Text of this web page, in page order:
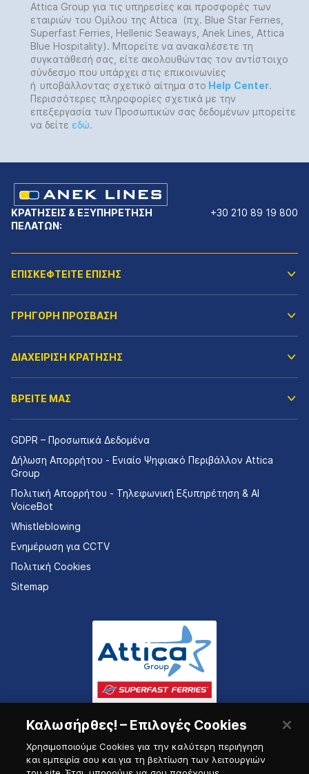
Attica Group για τις υπηρεσίες και προσφορές των
εταιριών του Ομίλου της Attica (πχ. Blue Star Ferries,
Superfast Ferries, Hellenic Seaways, Anek Lines, Attica
Blue Hospitality). Μπορείτε να ανακαλέσετε τη
συγκατάθεσή σας, είτε ακολουθώντας τον αντίστοιχο
σύνδεσμο που υπάρχει στις επικοινωνίες
ή υποβάλλοντας σχετικό αίτημα στο Help Center.
Περισσότερες πληροφορίες σχετικά με την
επεξεργασία των Προσωπικών σας δεδομένων μπορείτε
να δείτε εδώ.
ΚΡΑΤΗΣΕΙΣ & ΕΞΥΠΗΡΕΤΗΣΗ
ΠΕΛΑΤΩΝ:
+30 210 89 19 800
ΕΠΙΣΚΕΦΤΕΙΤΕ ΕΠΙΣΗΣ
ΓΡΗΓΟΡΗ ΠΡΟΣΒΑΣΗ
ΔΙΑΧΕΙΡΙΣΗ ΚΡΑΤΗΣΗΣ
ΒΡΕΙΤΕ ΜΑΣ
GDPR – Προσωπικά Δεδομένα
Δήλωση Απορρήτου - Ενιαίο Ψηφιακό Περιβάλλον Attica
Group
Πολιτική Απορρήτου - Τηλεφωνική Εξυπηρέτηση & AI
VoiceBot
Whistleblowing
Ενημέρωση για CCTV
Πολιτική Cookies
Sitemap
Καλωσήρθες! – Επιλογές Cookies
Χρησιμοποιούμε Cookies για την καλύτερη περιήγηση
και εμπειρία σου και για τη βελτίωση των λειτουργιών